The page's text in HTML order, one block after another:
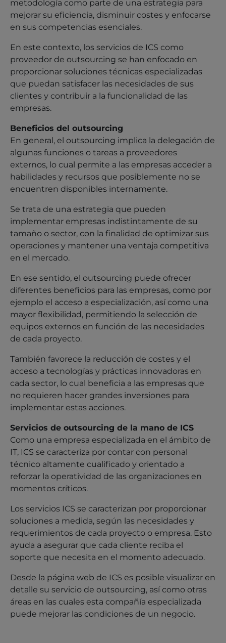
metodología como parte de una estrategia para
mejorar su eficiencia, disminuir costes y enfocarse
en sus competencias esenciales.
En este contexto, los servicios de ICS como
proveedor de outsourcing se han enfocado en
proporcionar soluciones técnicas especializadas
que puedan satisfacer las necesidades de sus
clientes y contribuir a la funcionalidad de las
empresas.
Beneficios del outsourcing
En general, el outsourcing implica la delegación de
algunas funciones o tareas a proveedores
externos, lo cual permite a las empresas acceder a
habilidades y recursos que posiblemente no se
encuentren disponibles internamente.
Se trata de una estrategia que pueden
implementar empresas indistintamente de su
tamaño o sector, con la finalidad de optimizar sus
operaciones y mantener una ventaja competitiva
en el mercado.
En ese sentido, el outsourcing puede ofrecer
diferentes beneficios para las empresas, como por
ejemplo el acceso a especialización, así como una
mayor flexibilidad, permitiendo la selección de
equipos externos en función de las necesidades
de cada proyecto.
También favorece la reducción de costes y el
acceso a tecnologías y prácticas innovadoras en
cada sector, lo cual beneficia a las empresas que
no requieren hacer grandes inversiones para
implementar estas acciones.
Servicios de outsourcing de la mano de ICS
Como una empresa especializada en el ámbito de
IT, ICS se caracteriza por contar con personal
técnico altamente cualificado y orientado a
reforzar la operatividad de las organizaciones en
momentos críticos.
Los servicios ICS se caracterizan por proporcionar
soluciones a medida, según las necesidades y
requerimientos de cada proyecto o empresa. Esto
ayuda a asegurar que cada cliente reciba el
soporte que necesita en el momento adecuado.
Desde la página web de ICS es posible visualizar en
detalle su servicio de outsourcing, así como otras
áreas en las cuales esta compañía especializada
puede mejorar las condiciones de un negocio.